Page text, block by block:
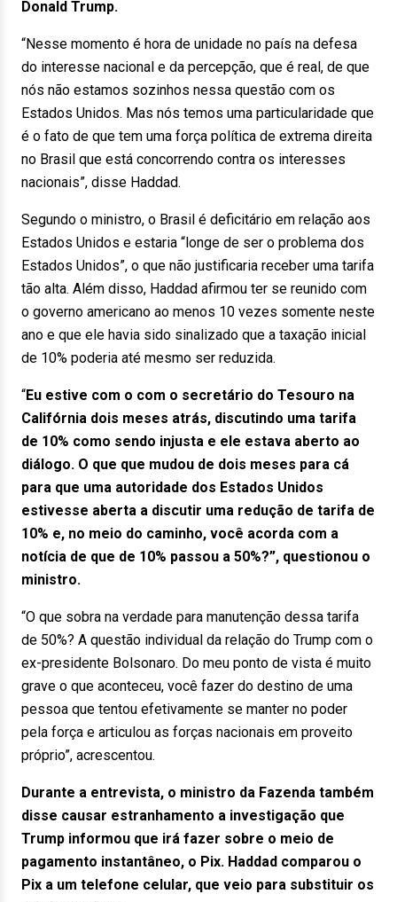
Donald Trump.
“Nesse momento é hora de unidade no país na defesa
do interesse nacional e da percepção, que é real, de que
nós não estamos sozinhos nessa questão com os
Estados Unidos. Mas nós temos uma particularidade que
é o fato de que tem uma força política de extrema direita
no Brasil que está concorrendo contra os interesses
nacionais”, disse Haddad.
Segundo o ministro, o Brasil é deficitário em relação aos
Estados Unidos e estaria “longe de ser o problema dos
Estados Unidos”, o que não justificaria receber uma tarifa
tão alta. Além disso, Haddad afirmou ter se reunido com
o governo americano ao menos 10 vezes somente neste
ano e que ele havia sido sinalizado que a taxação inicial
de 10% poderia até mesmo ser reduzida.
“Eu estive com o com o secretário do Tesouro na
Califórnia dois meses atrás, discutindo uma tarifa
de 10% como sendo injusta e ele estava aberto ao
diálogo. O que que mudou de dois meses para cá
para que uma autoridade dos Estados Unidos
estivesse aberta a discutir uma redução de tarifa de
10% e, no meio do caminho, você acorda com a
notícia de que de 10% passou a 50%?”, questionou o
ministro.
“O que sobra na verdade para manutenção dessa tarifa
de 50%? A questão individual da relação do Trump com o
ex-presidente Bolsonaro. Do meu ponto de vista é muito
grave o que aconteceu, você fazer do destino de uma
pessoa que tentou efetivamente se manter no poder
pela força e articulou as forças nacionais em proveito
próprio”, acrescentou.
Durante a entrevista, o ministro da Fazenda também
disse causar estranhamento a investigação que
Trump informou que irá fazer sobre o meio de
pagamento instantâneo, o Pix. Haddad comparou o
Pix a um telefone celular, que veio para substituir os